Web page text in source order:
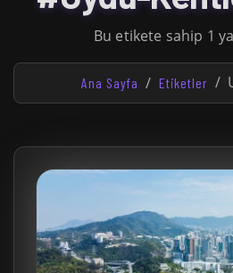
Bu etikete sahip 1
Ana Sayfa Etiketler